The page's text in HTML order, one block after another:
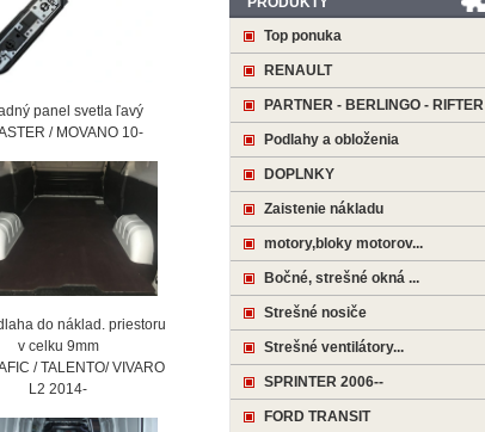
Top ponuka
RENAULT
PARTNER - BERLINGO - RIFTER
Podlahy a obloženia
DOPLNKY
Zaistenie nákladu
motory,bloky motorov...
Bočné, strešné okná ...
Strešné nosiče
Strešné ventilátory...
SPRINTER 2006--
FORD TRANSIT
panel svetla ľavý
/ MOVANO 10-
do náklad. priestoru
9mm
/ TALENTO/ VIVARO
2014-